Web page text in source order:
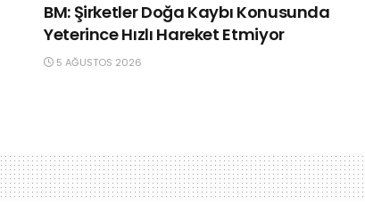
BM: Şirketler Doğa Kaybı Konusunda
Yeterince Hızlı Hareket Etmiyor
5 AĞUSTOS 2026